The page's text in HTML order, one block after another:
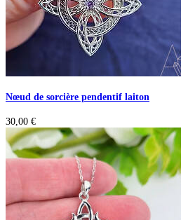
Nœud de sorcière pendentif laiton
30,00 €